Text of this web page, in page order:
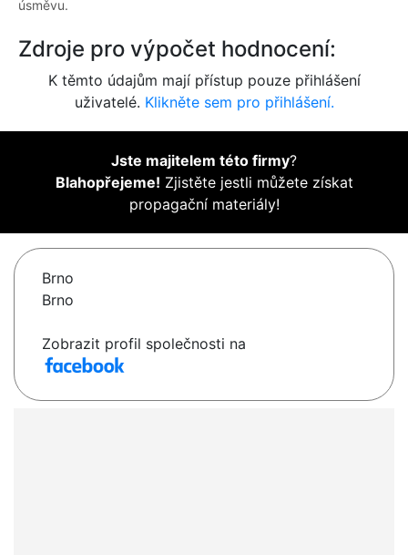
úsměvu.
Zdroje pro výpočet hodnocení:
K těmto údajům mají přístup pouze přihlášení
uživatelé. Klikněte sem pro přihlášení.
Jste majitelem této firmy?
Blahopřejeme! Zjistěte jestli můžete získat
propagační materiály!
Brno
Brno
Zobrazit profil společnosti na